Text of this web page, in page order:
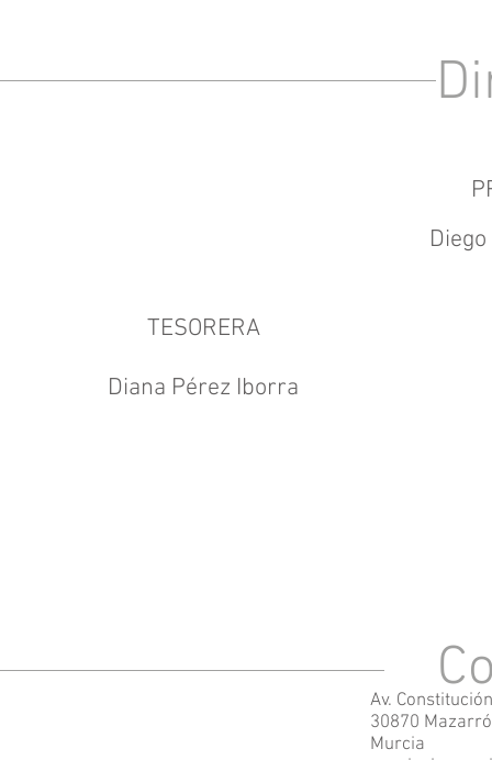
TESORERA
Diana Pérez Iborra
Av.
30870
Murcia